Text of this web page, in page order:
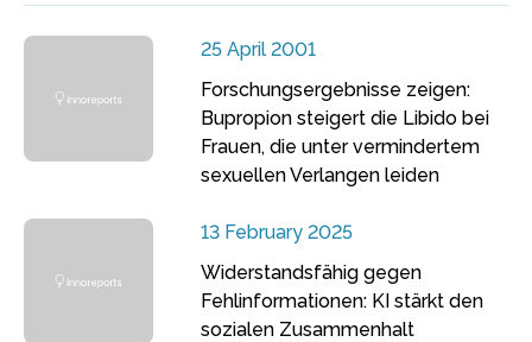
25 April 2001
Forschungsergebnisse zeigen:
Bupropion steigert die Libido bei
Frauen, die unter vermindertem
sexuellen Verlangen leiden
13 February 2025
Widerstandsfähig gegen
Fehlinformationen: KI stärkt den
sozialen Zusammenhalt